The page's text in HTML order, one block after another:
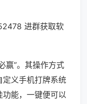
进群获取软
赢”。其操作方式
义手机打牌系统
能，一键便可以